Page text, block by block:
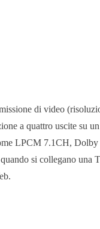
di video
a quattro uscite su
LPCM 7.1CH,
si collegano una